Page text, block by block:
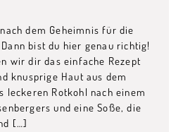
dem Geheimnis für die
bist du hier genau richtig!
wir dir das einfache Rezept
knusprige Haut aus dem
leckeren Rotkohl nach einem
und eine Soße, die
[…]